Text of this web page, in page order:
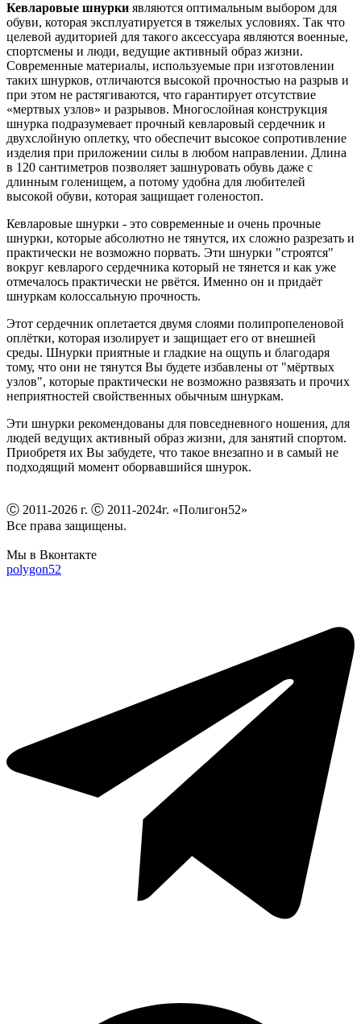
Кевларовые шнурки являются оптимальным выбором для
обуви, которая эксплуатируется в тяжелых условиях. Так что
целевой аудиторией для такого аксессуара являются военные,
спортсмены и люди, ведущие активный образ жизни.
Современные материалы, используемые при изготовлении
таких шнурков, отличаются высокой прочностью на разрыв и
при этом не растягиваются, что гарантирует отсутствие
«мертвых узлов» и разрывов. Многослойная конструкция
шнурка подразумевает прочный кевларовый сердечник и
двухслойную оплетку, что обеспечит высокое сопротивление
изделия при приложении силы в любом направлении. Длина
в 120 сантиметров позволяет зашнуровать обувь даже с
длинным голенищем, а потому удобна для любителей
высокой обуви, которая защищает голеностоп.
Кевларовые шнурки - это современные и очень прочные
шнурки, которые абсолютно не тянутся, их сложно разрезать и
практически не возможно порвать. Эти шнурки "строятся"
вокруг кевларого сердечника который не тянется и как уже
отмечалось практически не рвётся. Именно он и придаёт
шнуркам колоссальную прочность.
Этот сердечник оплетается двумя слоями полипропеленовой
оплётки, которая изолирует и защищает его от внешней
среды. Шнурки приятные и гладкие на ощупь и благодаря
тому, что они не тянутся Вы будете избавлены от "мёртвых
узлов", которые практически не возможно развязать и прочих
неприятностей свойственных обычным шнуркам.
Эти шнурки рекомендованы для повседневного ношения, для
людей ведущих активный образ жизни, для занятий спортом.
Приобретя их Вы забудете, что такое внезапно и в самый не
подходящий момент оборвавшийся шнурок.
Ⓒ 2011-2026 г. Ⓒ 2011-2024г. «Полигон52»
Все права защищены.
Мы в Вконтакте
polygon52